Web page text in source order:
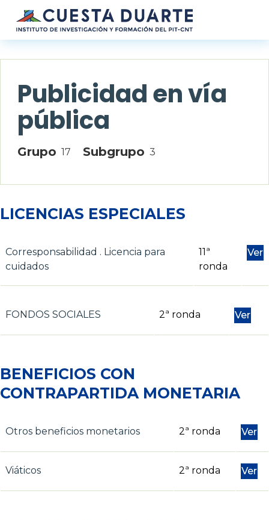
Pasar al contenido principal
Publicidad en vía
pública
Grupo 17 Subgrupo 3
LICENCIAS ESPECIALES
Corresponsabilidad . Licencia para
cuidados
11ª
ronda
Ver
FONDOS SOCIALES 2ª ronda Ver
BENEFICIOS CON
CONTRAPARTIDA MONETARIA
Otros beneficios monetarios 2ª ronda Ver
Viáticos 2ª ronda Ver